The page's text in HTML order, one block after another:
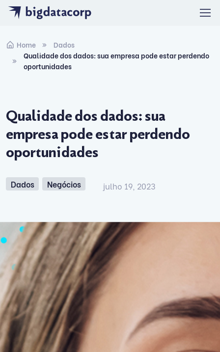
Skip to navigation
Skip to content
Home
Dados
Qualidade dos dados: sua empresa pode estar perdendo
oportunidades
Qualidade dos dados: sua
empresa pode estar perdendo
oportunidades
Dados Negócios julho 19, 2023